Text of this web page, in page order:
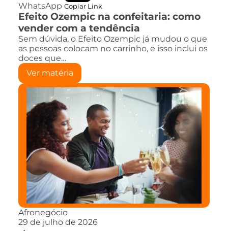
WhatsApp Copiar Link
Efeito Ozempic na confeitaria: como
vender com a tendência
Sem dúvida, o Efeito Ozempic já mudou o que
as pessoas colocam no carrinho, e isso inclui os
doces que…
Ver matéria
Afronegócio
29 de julho de 2026